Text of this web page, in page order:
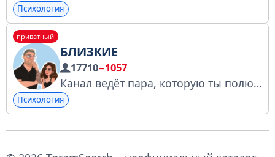
Психология
приватный
БЛИЗКИЕ
17710−1057
Канал ведёт пара, которую ты полюбишь
Психология